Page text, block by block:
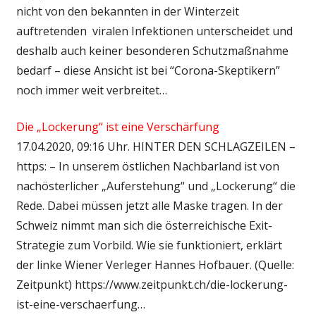
nicht von den bekannten in der Winterzeit
auftretenden viralen Infektionen unterscheidet und
deshalb auch keiner besonderen Schutzmaßnahme
bedarf – diese Ansicht ist bei “Corona-Skeptikern”
noch immer weit verbreitet…
Die „Lockerung“ ist eine Verschärfung
17.04.2020, 09:16 Uhr. HINTER DEN SCHLAGZEILEN –
https: – In unserem östlichen Nachbarland ist von
nachösterlicher „Auferstehung“ und „Lockerung“ die
Rede. Dabei müssen jetzt alle Maske tragen. In der
Schweiz nimmt man sich die österreichische Exit-
Strategie zum Vorbild. Wie sie funktioniert, erklärt
der linke Wiener Verleger Hannes Hofbauer. (Quelle:
Zeitpunkt) https://www.zeitpunkt.ch/die-lockerung-
ist-eine-verschaerfung…